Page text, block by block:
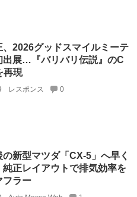
、2026グッドスマイルミーテ
出展…『バリバリ伝説』のC
再現
レスポンス 0
新型マツダ「CX-5」へ早く
純正レイアウトで排気効率を
フラー